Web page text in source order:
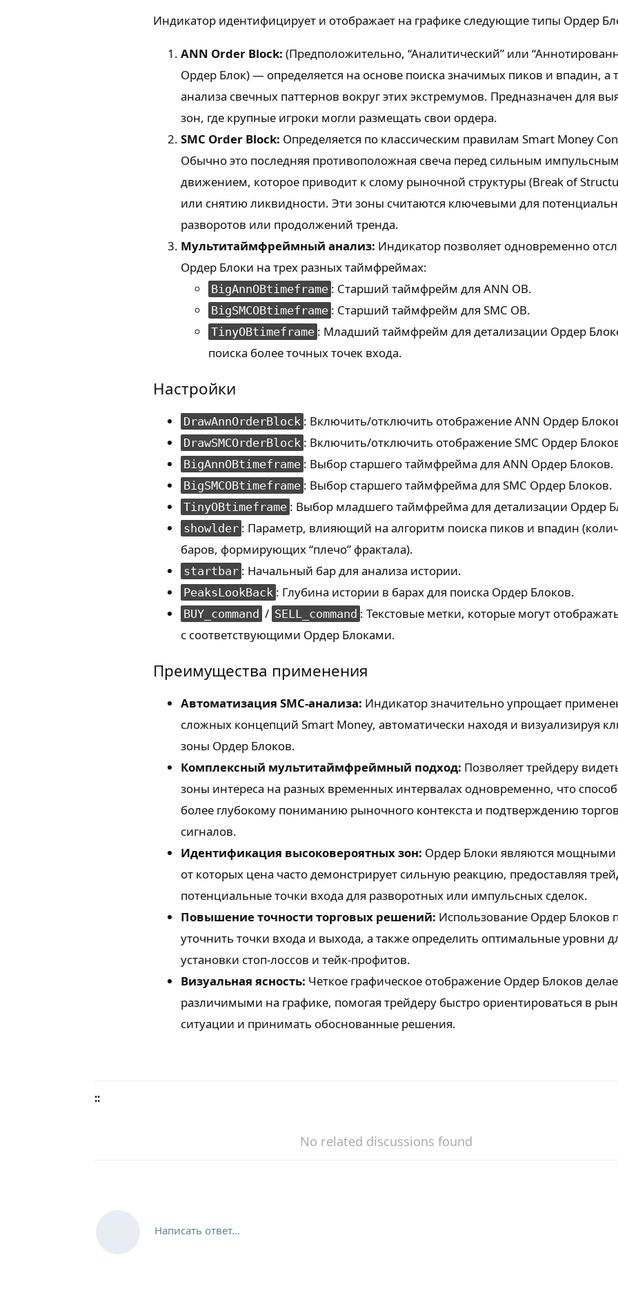
Индикатор идентифицирует и отображает на графике следующие типы Ордер
ANN Order Block: (Предположительно, “Аналитический” или
Ордер Блок) — определяется на основе поиска значимых пиков и впадин, а
анализа свечных паттернов вокруг этих экстремумов. Предназначен для
зон, где крупные игроки могли размещать свои ордера.
SMC Order Block: Определяется по классическим правилам Smart Money
Обычно это последняя противоположная свеча перед сильным импульсным
движением, которое приводит к слому рыночной структуры (Break of
или снятию ликвидности. Эти зоны считаются ключевыми для
разворотов или продолжений тренда.
Мультитаймфреймный анализ: Индикатор позволяет одновременно
Ордер Блоки на трех разных таймфреймах:
BigAnnOBtimeframe : Старший таймфрейм для ANN OB.
BigSMCOBtimeframe : Старший таймфрейм для SMC OB.
TinyOBtimeframe : Младший таймфрейм для детализации Ордер
поиска более точных точек входа.
Настройки
DrawAnnOrderBlock : Включить/отключить отображение ANN Ордер
DrawSMCOrderBlock : Включить/отключить отображение SMC Ордер
BigAnnOBtimeframe : Выбор старшего таймфрейма для ANN Ордер Блоков.
BigSMCOBtimeframe : Выбор старшего таймфрейма для SMC Ордер Блоков.
TinyOBtimeframe : Выбор младшего таймфрейма для детализации Ордер
showlder : Параметр, влияющий на алгоритм поиска пиков и впадин
баров, формирующих “плечо” фрактала).
startbar : Начальный бар для анализа истории.
PeaksLookBack : Глубина истории в барах для поиска Ордер Блоков.
BUY_command / SELL_command : Текстовые метки, которые могут
с соответствующими Ордер Блоками.
Преимущества применения
Автоматизация SMC-анализа: Индикатор значительно упрощает
сложных концепций Smart Money, автоматически находя и визуализируя
зоны Ордер Блоков.
Комплексный мультитаймфреймный подход: Позволяет трейдеру
зоны интереса на разных временных интервалах одновременно, что
более глубокому пониманию рыночного контекста и подтверждению
сигналов.
Идентификация высоковероятных зон: Ордер Блоки являются
от которых цена часто демонстрирует сильную реакцию, предоставляя
потенциальные точки входа для разворотных или импульсных сделок.
Повышение точности торговых решений: Использование Ордер Блоков
уточнить точки входа и выхода, а также определить оптимальные уровни
установки стоп-лоссов и тейк-профитов.
Визуальная ясность: Четкое графическое отображение Ордер Блоков
различимыми на графике, помогая трейдеру быстро ориентироваться в
ситуации и принимать обоснованные решения.
::
No related discussions found
Написать ответ...